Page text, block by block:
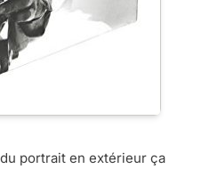
portrait en extérieur ça